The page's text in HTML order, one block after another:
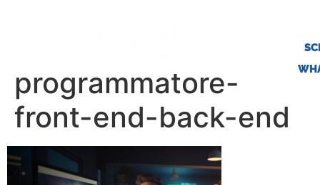
programmatore-
front-end-back-end